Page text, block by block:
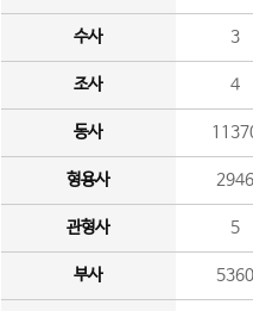
수사 3
조사 4
동사
형용사 2946
관형사 5
부사 5360